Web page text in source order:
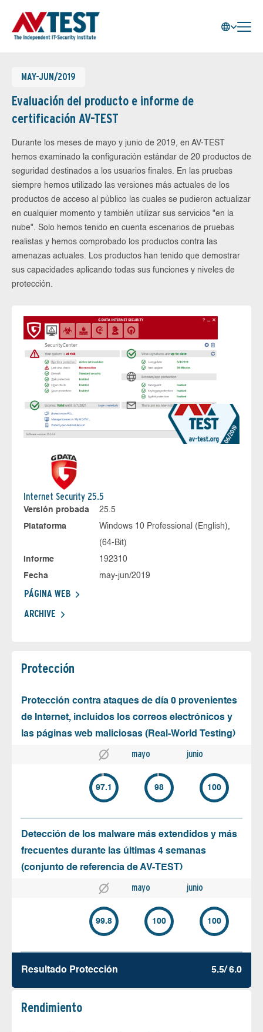
MAY-JUN/2019
Evaluación del producto e informe de
certificación AV-TEST
Durante los meses de mayo y junio de 2019, en AV-TEST
hemos examinado la configuración estándar de 20 productos de
seguridad destinados a los usuarios finales. En las pruebas
siempre hemos utilizado las versiones más actuales de los
productos de acceso al público las cuales se pudieron actualizar
en cualquier momento y también utilizar sus servicios "en la
nube". Solo hemos tenido en cuenta escenarios de pruebas
realistas y hemos comprobado los productos contra las
amenazas actuales. Los productos han tenido que demostrar
sus capacidades aplicando todas sus funciones y niveles de
protección.
Internet Security 25.5
Versión probada
25.5
Plataforma
Windows 10 Professional (English),
(64-Bit)
Informe
192310
Fecha
may-jun/2019
PÁGINA WEB
ARCHIVE
Protección
Protección contra ataques de día 0 provenientes
de Internet, incluidos los correos electrónicos y
las páginas web maliciosas (Real-World Testing)
mayo junio
97.1 98 100
Detección de los malware más extendidos y más
frecuentes durante las últimas 4 semanas
(conjunto de referencia de AV-TEST)
mayo junio
99.8 100 100
Resultado Protección 5.5/ 6.0
Rendimiento